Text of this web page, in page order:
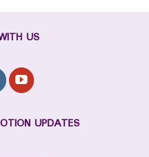
US
UPDATES